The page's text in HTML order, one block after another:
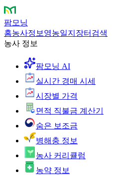
팜모닝
홈농사정보 영농일지 장터 검색
농사 정보
팜모닝 AI
실시간 경매 시세
시장별 가격
면적 직불금 계산기
숨은 보조금
병해충 정보
농사 커리큘럼
농약 정보